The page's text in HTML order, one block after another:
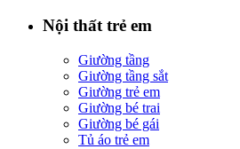
Nội thất trẻ em
Giường tầng
Giường tầng sắt
Giường trẻ em
Giường bé trai
Giường bé gái
Tủ áo trẻ em